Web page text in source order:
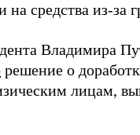
на средства из-за
Владимира
решение о
лицам,